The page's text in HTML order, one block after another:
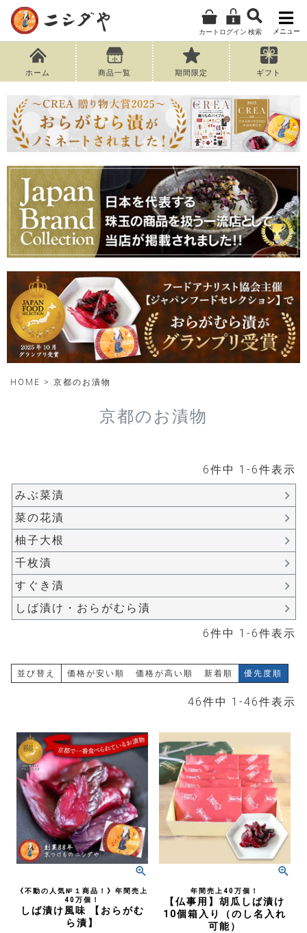
カート ログイン 検索 メニュー
ホーム 商品一覧 期間限定 ギフト
HOME 京都のお漬物
京都のお漬物
6件中 1 - 6件表示
みぶ菜漬
菜の花漬
柚子大根
千枚漬
すぐき漬
しば漬け・おらがむら漬
6件中 1 - 6件表示
並び替え 価格が安い順 価格が高い順 新着順 優先度順
46件中 1 -46件表示
《不動の人気№１商品！》年間売上
40万個！
しば漬け風味 【おらがむ
ら漬】
年間売上40万個！
【仏事用】胡瓜しば漬け
10個箱入り（のし名入れ
可能）